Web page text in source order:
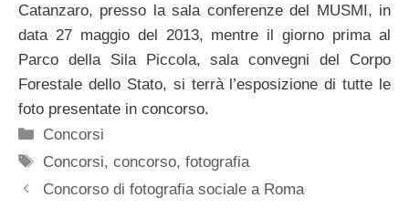
Catanzaro, presso la sala conferenze del MUSMI, in
data 27 maggio del 2013, mentre il giorno prima al
Parco della Sila Piccola, sala convegni del Corpo
Forestale dello Stato, si terrà l’esposizione di tutte le
foto presentate in concorso.
Categorie
Concorsi
Tag
Concorsi,concorso,fotografia
Concorso di fotografia sociale a Roma